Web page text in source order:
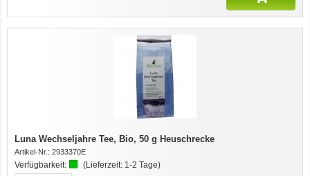
Luna Wechseljahre Tee, Bio, 50 g Heuschrecke
Artikel-Nr.: 2933370E
Verfügbarkeit: (Lieferzeit: 1-2 Tage)